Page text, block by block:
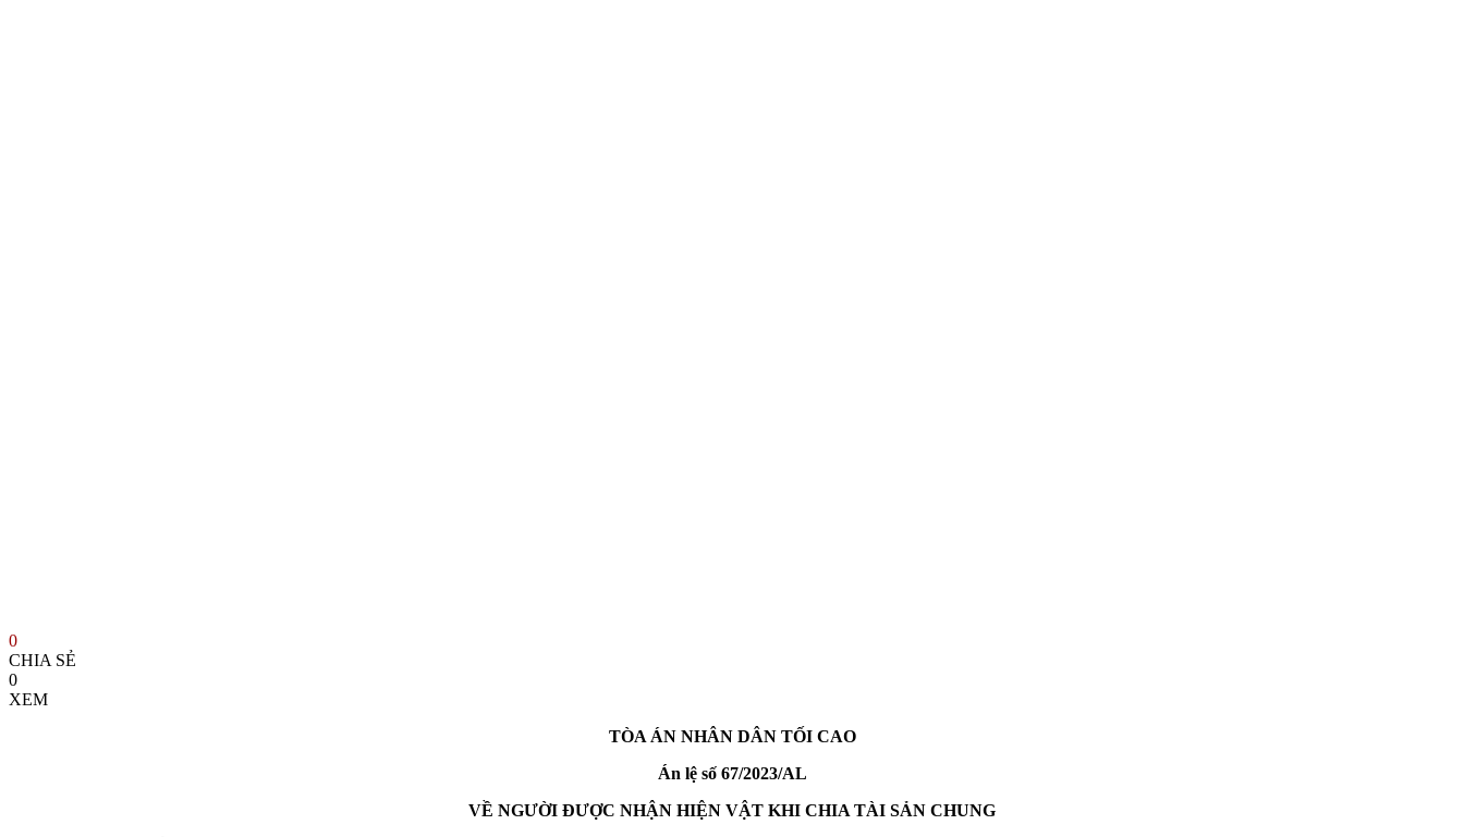
0
CHIA SẺ
0
XEM
TÒA ÁN NHÂN DÂN TỐI CAO
Án lệ số 67/2023/AL
VỀ NGƯỜI ĐƯỢC NHẬN HIỆN VẬT KHI CHIA TÀI SẢN CHUNG